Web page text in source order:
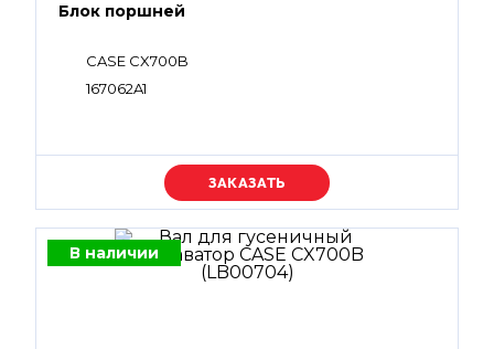
Блок поршней
CASE CX700B
167062A1
Уточняйте цену
В наличии